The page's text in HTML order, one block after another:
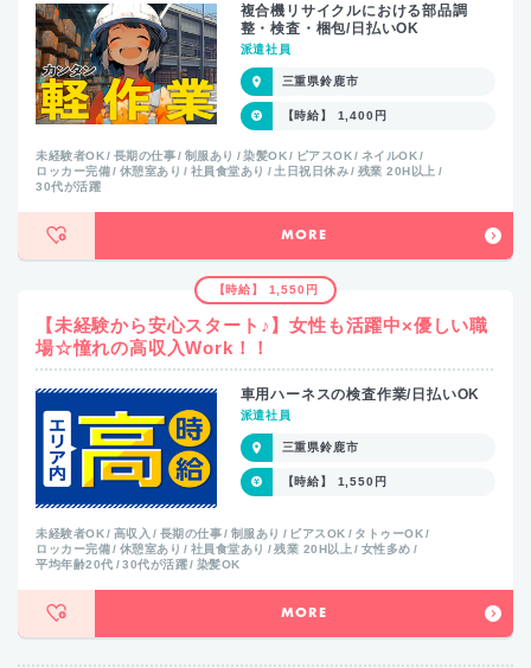
複合機リサイクルにおける部品調
整・検査・梱包/日払いOK
派遣社員
三重県鈴鹿市
【時給】 1,400円
未経験者OK 長期の仕事 制服あり 染髪OK ピアスOK
ネイルOK
ロッカー完備
休憩室あり 社員食堂あり 土日祝日休み
残業 20H以上
30代が活躍
MORE
【時給】 1,550円
【未経験から安心スタート♪】女性も活躍中×優しい職
場☆憧れの高収入Work！！
車用ハーネスの検査作業/日払いOK
派遣社員
三重県鈴鹿市
【時給】 1,550円
未経験者OK 高収入 長期の仕事 制服あり ピアスOK
タトゥーOK
ロッカー完備
休憩室あり 社員食堂あり 残業 20H以上
女性多め
平均年齢20代
30代が活躍 染髪OK
MORE